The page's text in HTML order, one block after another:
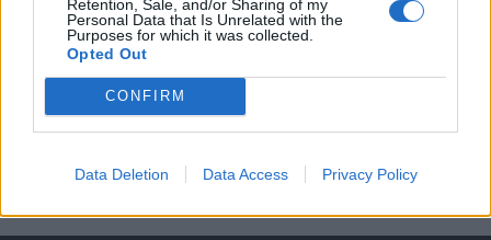
Retention, Sale, and/or Sharing of my
Personal Data that Is Unrelated with the
Purposes for which it was collected.
Opted Out
CONFIRM
Data Deletion Data Access Privacy Policy
Előfizetés
MÁR ELŐFIZETŐNK VAGY?